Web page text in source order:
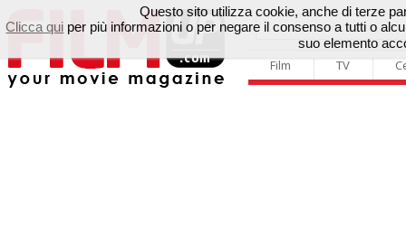
Film TV
Questo sito utilizza cookie, anche di terze
Clicca qui per più informazioni o per negare il consenso a tutti o
suo elemento